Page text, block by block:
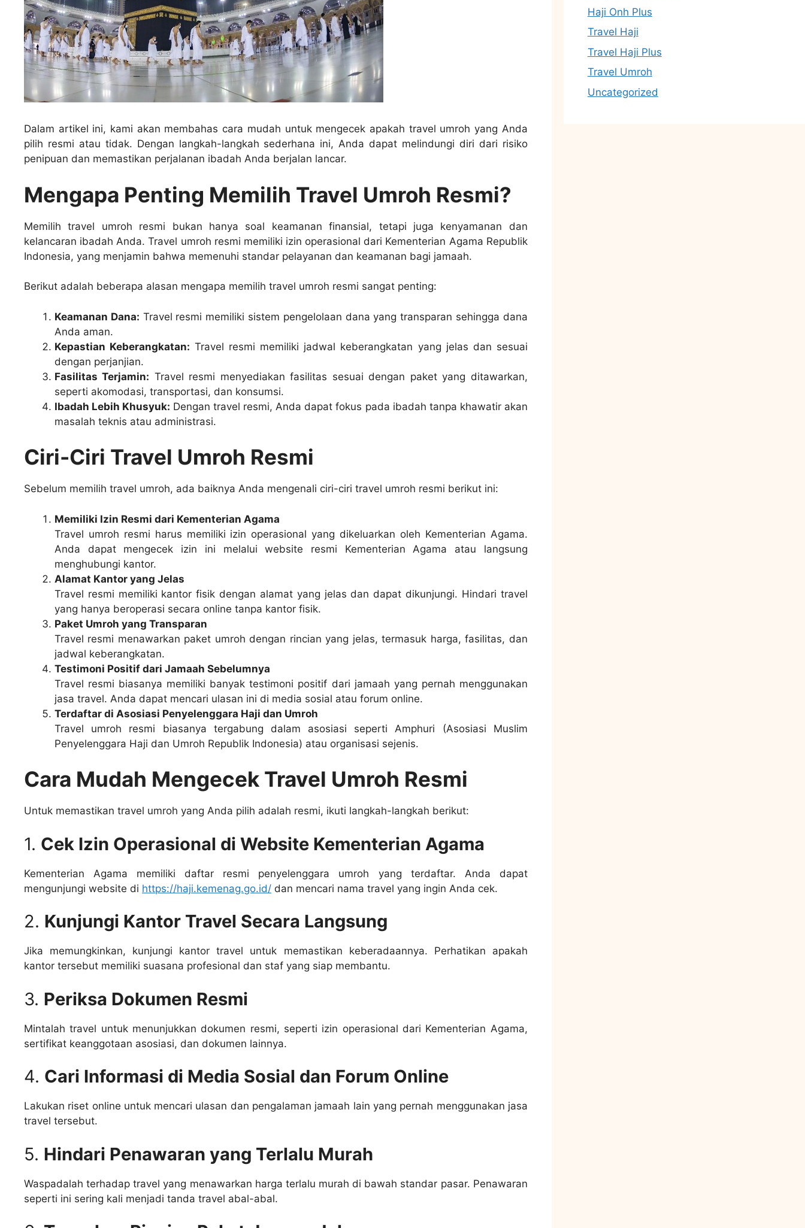
Dalam artikel ini, kami akan membahas cara mudah untuk mengecek apakah travel umroh yang Anda
pilih resmi atau tidak. Dengan langkah-langkah sederhana ini, Anda dapat melindungi diri dari risiko
penipuan dan memastikan perjalanan ibadah Anda berjalan lancar.
Mengapa Penting Memilih Travel Umroh Resmi?
Memilih travel umroh resmi bukan hanya soal keamanan finansial, tetapi juga kenyamanan dan
kelancaran ibadah Anda. Travel umroh resmi memiliki izin operasional dari Kementerian Agama Republik
Indonesia, yang menjamin bahwa memenuhi standar pelayanan dan keamanan bagi jamaah.
Berikut adalah beberapa alasan mengapa memilih travel umroh resmi sangat penting:
Keamanan Dana: Travel resmi memiliki sistem pengelolaan dana yang transparan sehingga dana
Anda aman.
Kepastian Keberangkatan: Travel resmi memiliki jadwal keberangkatan yang jelas dan sesuai
dengan perjanjian.
Fasilitas Terjamin: Travel resmi menyediakan fasilitas sesuai dengan paket yang ditawarkan,
seperti akomodasi, transportasi, dan konsumsi.
Ibadah Lebih Khusyuk: Dengan travel resmi, Anda dapat fokus pada ibadah tanpa khawatir akan
masalah teknis atau administrasi.
Ciri-Ciri Travel Umroh Resmi
Sebelum memilih travel umroh, ada baiknya Anda mengenali ciri-ciri travel umroh resmi berikut ini:
Memiliki Izin Resmi dari Kementerian Agama
Travel umroh resmi harus memiliki izin operasional yang dikeluarkan oleh Kementerian Agama.
Anda dapat mengecek izin ini melalui website resmi Kementerian Agama atau langsung
menghubungi kantor.
Alamat Kantor yang Jelas
Travel resmi memiliki kantor fisik dengan alamat yang jelas dan dapat dikunjungi. Hindari travel
yang hanya beroperasi secara online tanpa kantor fisik.
Paket Umroh yang Transparan
Travel resmi menawarkan paket umroh dengan rincian yang jelas, termasuk harga, fasilitas, dan
jadwal keberangkatan.
Testimoni Positif dari Jamaah Sebelumnya
Travel resmi biasanya memiliki banyak testimoni positif dari jamaah yang pernah menggunakan
jasa travel. Anda dapat mencari ulasan ini di media sosial atau forum online.
Terdaftar di Asosiasi Penyelenggara Haji dan Umroh
Travel umroh resmi biasanya tergabung dalam asosiasi seperti Amphuri (Asosiasi Muslim
Penyelenggara Haji dan Umroh Republik Indonesia) atau organisasi sejenis.
Cara Mudah Mengecek Travel Umroh Resmi
Untuk memastikan travel umroh yang Anda pilih adalah resmi, ikuti langkah-langkah berikut:
1. Cek Izin Operasional di Website Kementerian Agama
Kementerian Agama memiliki daftar resmi penyelenggara umroh yang terdaftar. Anda dapat
mengunjungi website di https://haji.kemenag.go.id/ dan mencari nama travel yang ingin Anda cek.
2. Kunjungi Kantor Travel Secara Langsung
Jika memungkinkan, kunjungi kantor travel untuk memastikan keberadaannya. Perhatikan apakah
kantor tersebut memiliki suasana profesional dan staf yang siap membantu.
3. Periksa Dokumen Resmi
Mintalah travel untuk menunjukkan dokumen resmi, seperti izin operasional dari Kementerian Agama,
sertifikat keanggotaan asosiasi, dan dokumen lainnya.
4. Cari Informasi di Media Sosial dan Forum Online
Lakukan riset online untuk mencari ulasan dan pengalaman jamaah lain yang pernah menggunakan jasa
travel tersebut.
5. Hindari Penawaran yang Terlalu Murah
Waspadalah terhadap travel yang menawarkan harga terlalu murah di bawah standar pasar. Penawaran
seperti ini sering kali menjadi tanda travel abal-abal.
Haji Onh Plus
Travel Haji
Travel Haji Plus
Travel Umroh
Uncategorized